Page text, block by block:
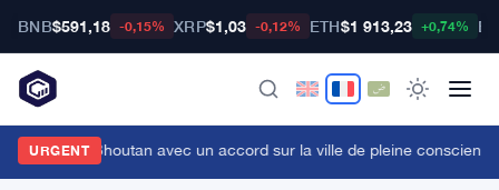
BNB$591,18 -0,15% XRP$1,03 -0,12% ETH$1 913,23 +0,74%
URGENT
vise le Bhoutan avec un accord sur la ville de pleine conscience